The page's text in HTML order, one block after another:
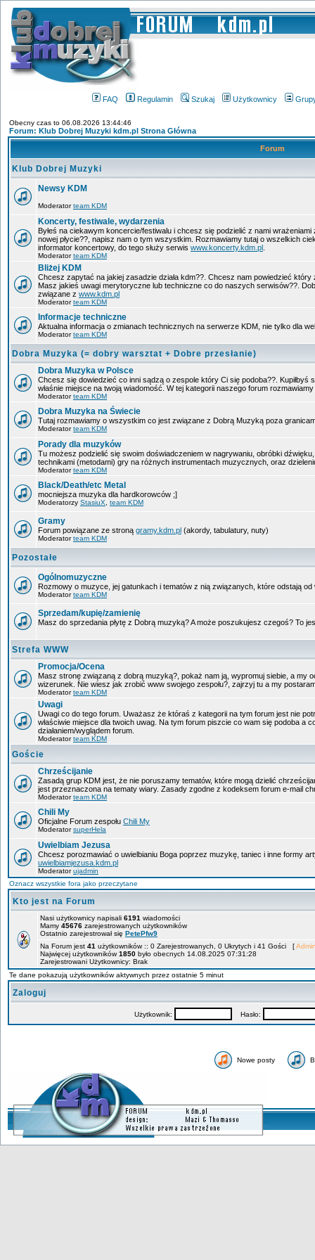
FAQ Regulamin Szukaj Użytkownicy
Obecny czas to 06.08.2026 13:44:46
Forum: Klub Dobrej Muzyki kdm.pl Strona Główna
Forum
Klub Dobrej Muzyki
Newsy KDM
Moderatorteam KDM
Koncerty, festiwale, wydarzenia
Byłeś na ciekawym koncercie/festiwalu i chcesz się podzielić z nami
nowej płycie??, napisz nam o tym wszystkim. Rozmawiamy tutaj o wszelkich
informator koncertowy, do tego służy serwis www.koncerty.kdm.pl
Moderatorteam KDM
Bliżej KDM
Chcesz zapytać na jakiej zasadzie działa kdm??. Chcesz nam powiedzieć
Masz jakieś uwagi merytoryczne lub techniczne co do naszych serwisów??.
związane z www.kdm.pl
Moderatorteam KDM
Informacje techniczne
Aktualna informacja o zmianach technicznych na serwerze KDM, nie tylko dla
Moderatorteam KDM
Dobra Muzyka (= dobry warsztat + Dobre przesłanie)
Dobra Muzyka w Polsce
Chcesz się dowiedzieć co inni sądzą o zespole który Ci się podoba??. Kupiłbyś
właśnie miejsce na twoją wiadomość. W tej kategorii naszego forum
Moderatorteam KDM
Dobra Muzyka na Świecie
Tutaj rozmawiamy o wszystkim co jest związane z Dobrą Muzyką poza
Moderatorteam KDM
Porady dla muzyków
Tu możesz podzielić się swoim doświadczeniem w nagrywaniu, obróbki
technikami (metodami) gry na różnych instrumentach muzycznych, oraz
Moderatorteam KDM
Black/Death/etc Metal
mocniejsza muzyka dla hardkorowców ;]
Moderatorzy StasiuX team KDM
Gramy
Forum powiązane ze stroną gramy.kdm.pl (akordy, tabulatury, nuty)
Moderatorteam KDM
Pozostałe
Ogólnomuzyczne
Rozmowy o muzyce, jej gatunkach i tematów z nią związanych, które odstają od
Moderatorteam KDM
Sprzedam/kupię/zamienię
Masz do sprzedania płytę z Dobrą muzyką? A może poszukujesz czegoś? To
Strefa WWW
Promocja/Ocena
Masz stronę związaną z dobrą muzyką?, pokaż nam ją, wypromuj siebie, a my
wizerunek. Nie wiesz jak zrobić www swojego zespołu?, zajrzyj tu a my
Moderatorteam KDM
Uwagi
Uwagi co do tego forum. Uważasz że któraś z kategorii na tym forum jest nie
właściwie miejsce dla twoich uwag. Na tym forum piszcie co wam się podoba a
działaniem/wyglądem forum.
Moderatorteam KDM
Goście
Chrześcijanie
Zasadą grup KDM jest, że nie poruszamy tematów, które mogą dzielić
jest przeznaczona na tematy wiary. Zasady zgodne z kodeksem forum e-mail
Moderatorteam KDM
Chili My
Oficjalne Forum zespołu Chili My
ModeratorsuperHela
Uwielbiam Jezusa
Chcesz porozmawiać o uwielbianiu Boga poprzez muzykę, taniec i inne formy
uwielbiamjezusa.kdm.pl
Moderatorujadmin
Oznacz wszystkie fora jako przeczytane
Kto jest na Forum
Nasi użytkownicy napisali 6191 wiadomości
Mamy 45676 zarejestrowanych użytkowników
Ostatnio zarejestrował się PetePfw9
Na Forum jest 41 użytkowników :: 0 Zarejestrowanych, 0 Ukrytych i 41 Gości [
Najwięcej użytkowników1850 było obecnych 14.08.2025 07:31:28
Zarejestrowani Użytkownicy: Brak
Te dane pokazują użytkowników aktywnych przez ostatnie 5 minut
Zaloguj
Użytkownik: Hasło:
Nowe posty